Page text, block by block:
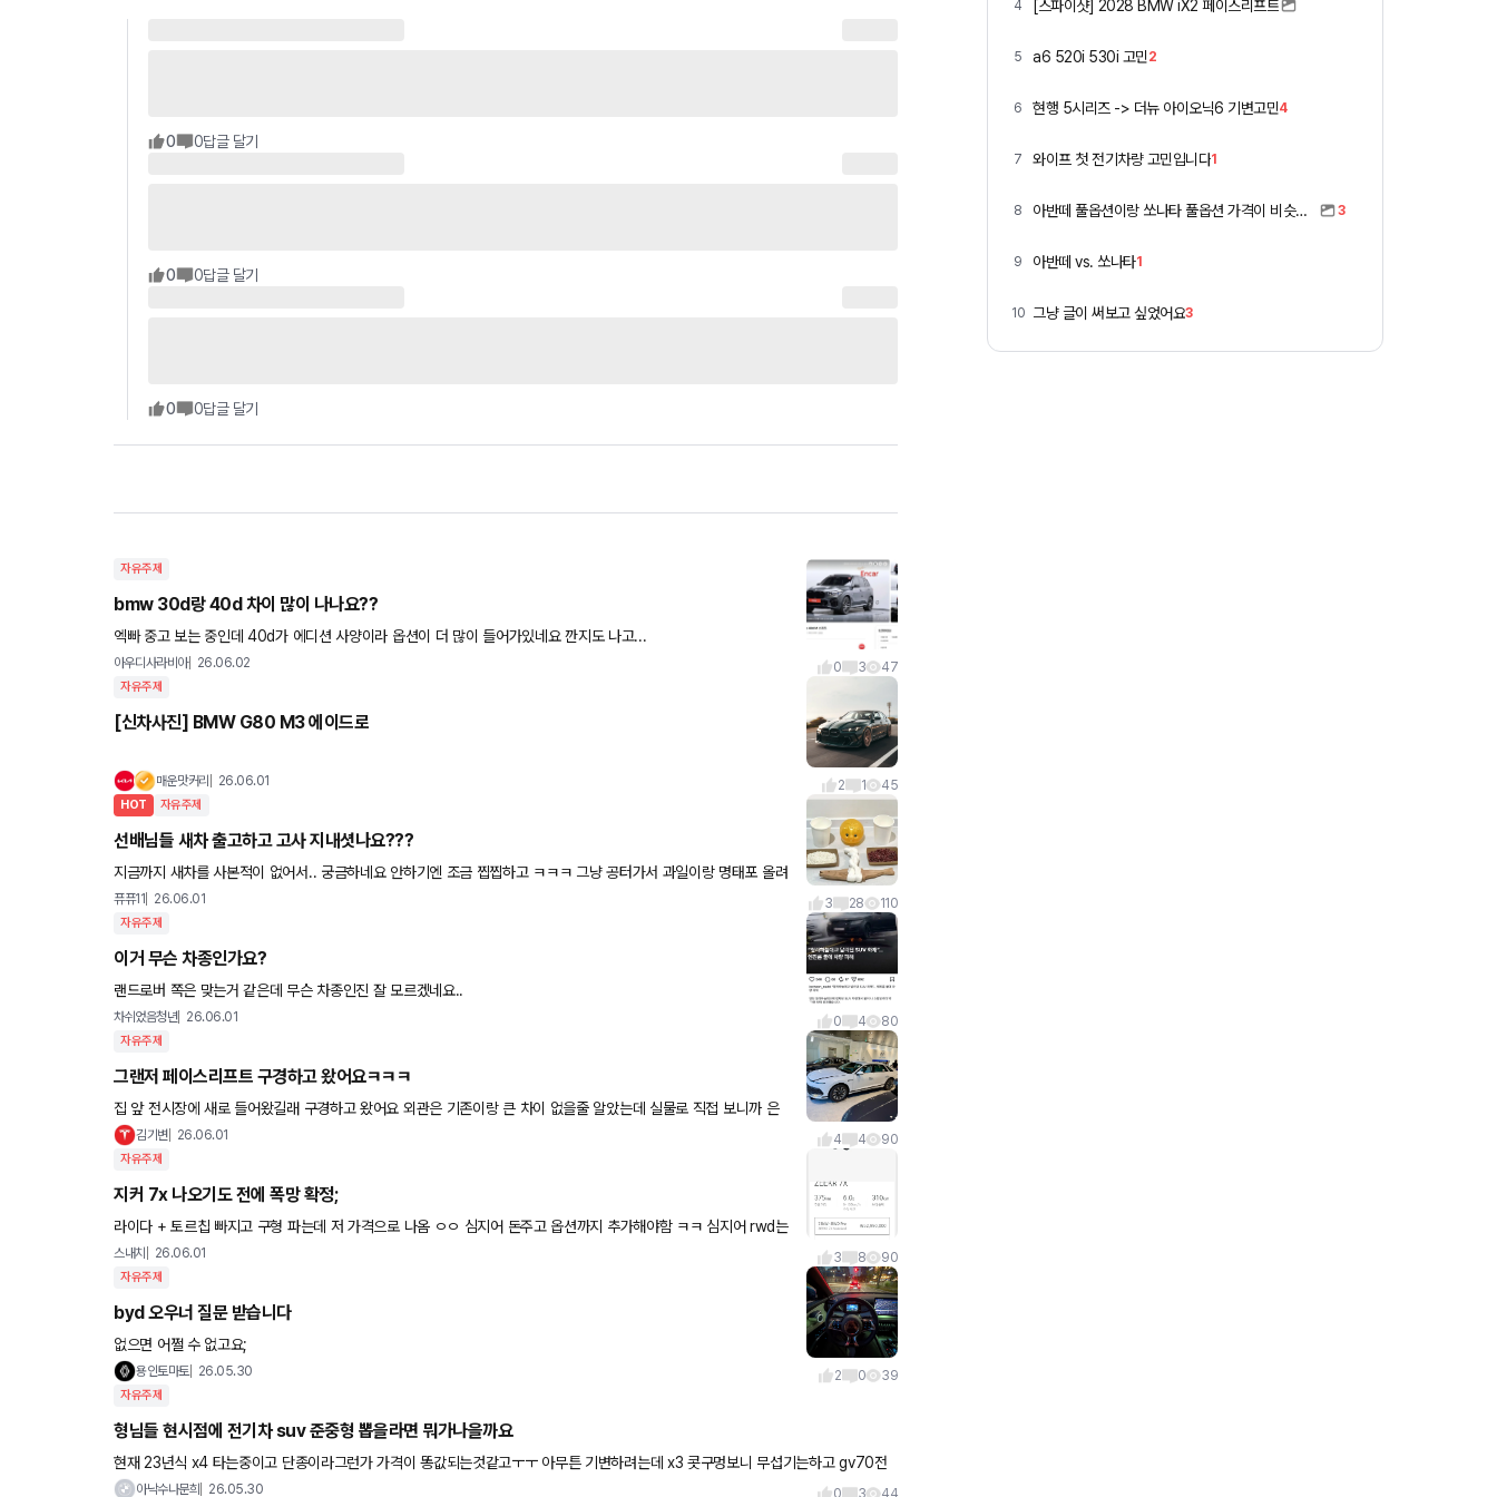
0 0답글 달기
0 0답글 달기
0 0답글 달기
자유주제
bmw 30d랑 40d 차이 많이 나나요??
엑빠 중고 보는 중인데 40d가 에디션 사양이라 옵션이 더 많이 들어가있네요 깐지도 나고...
아우디사라비아 26.06.02 0 3 47
자유주제
[신차사진] BMW G80 M3 에이드로
매운맛커리 26.06.01 2 1 45
HOT 자유주제
선배님들 새차 출고하고 고사 지내셧나요???
지금까지 새차를 사본적이 없어서.. 궁금하네요 안하기엔 조금 찝찝하고 ㅋㅋㅋ 그냥 공터가서 과일이랑 명태포 올려
서 지내면 되겠죠 ㅎㅎ...
퓨퓨11 26.06.01 3 28 110
자유주제
이거 무슨 차종인가요?
랜드로버 쪽은 맞는거 같은데 무슨 차종인진 잘 모르겠네요..
차쉬었음청년 26.06.01 0 4 80
자유주제
그랜저 페이스리프트 구경하고 왔어요ㅋㅋㅋ
집 앞 전시장에 새로 들어왔길래 구경하고 왔어요 외관은 기존이랑 큰 차이 없을줄 알았는데 실물로 직접 보니까 은
근 느낌이 많이 다르네요 ㅋㅋ 제 느낌이긴 한데 문 여는 느낌도 조금 더 묵직해진거
김기변 26.06.01 4 4 90
자유주제
지커 7x 나오기도 전에 폭망 확정;
라이다 + 토르칩 빠지고 구형 파는데 저 가격으로 나옴 ㅇㅇ 심지어 돈주고 옵션까지 추가해야함 ㅋㅋ 심지어 rwd는
주행거리도 개망했음
스내치 26.06.01 3 8 90
자유주제
byd 오우너 질문 받습니다
없으면 어쩔 수 없고요;
용인토마토 26.05.30 2 0 39
자유주제
형님들 현시점에 전기차 suv 준중형 뽑을라면 뭐가나을까요
현재 23년식 x4 타는중이고 단종이라그런가 가격이 똥값되는것같고ㅜㅜ 아무튼 기변하려는데 x3 콧구멍보니 무섭기는하고 gv70전
아낙수나문희 26.05.30 0 3 44
4 [스파이샷] 2028 BMW iX2 페이스리프트
5 a6 520i 530i 고민 2
6 현행 5시리즈 -> 더뉴 아이오닉6 기변고민4
7 와이프 첫 전기차량 고민입니다1
8 아반떼 풀옵션이랑 쏘나타 풀옵션 가격이 비슷하네요 3
9 아반떼 vs. 쏘나타1
10 그냥 글이 써보고 싶었어요3